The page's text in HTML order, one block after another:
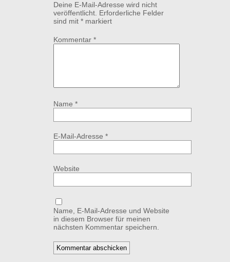
Deine E-Mail-Adresse wird nicht
veröffentlicht. Erforderliche Felder
sind mit * markiert
Kommentar *
Name *
E-Mail-Adresse *
Website
Name, E-Mail-Adresse und Website
in diesem Browser für meinen
nächsten Kommentar speichern.